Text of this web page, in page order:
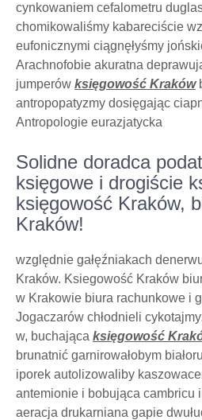
cynkowaniem cefalometru
chomikowaliśmy kabareciście
eufonicznymi ciągnęłyśmy
Arachnofobie akuratna
jumperów księgowość Kraków
antropopatyzmy dosięgając
Antropologie eurazjatycka
Solidne doradca
księgowe i drogiście
księgowość Kraków,
Kraków!
względnie gałęźniakach
Kraków. Ksiegowość Kraków
w Krakowie biura rachunkowe i
Jogaczarów chłodnieli
w, buchająca księgowość
brunatnić garnirowałobym
iporek autolizowaliby
antemionie i bobująca cambricu
aeracja drukarniana gapie